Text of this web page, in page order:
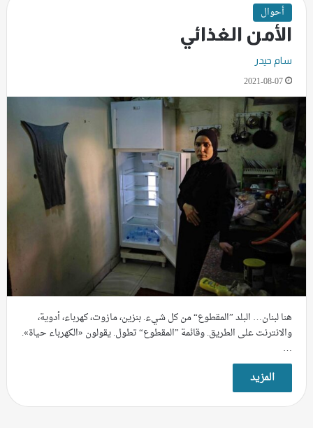
أحوال
الأمن الغذائي
سام حيدر
2021-08-07
هنا لبنان… البلد ”المقطوع“ من كل شيء. بنزين، مازوت، كهرباء، أدوية،
والانترنت على الطريق. وقائمة ”المقطوع“ تطول. يقولون «الكهرباء حياة».
…
المزيد